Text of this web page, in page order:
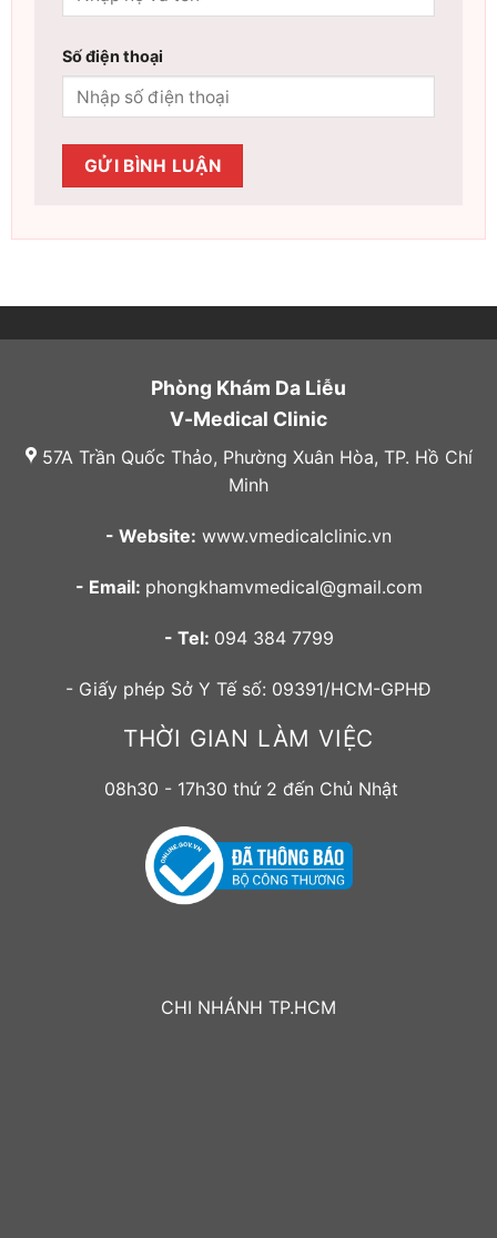
Số điện thoại
Phòng Khám Da Liễu
V-Medical Clinic
57A Trần Quốc Thảo, Phường Xuân Hòa, TP. Hồ Chí
Minh
- Website: www.vmedicalclinic.vn
- Email: phongkhamvmedical@gmail.com
- Tel: 094 384 7799
- Giấy phép Sở Y Tế số: 09391/HCM-GPHĐ
THỜI GIAN LÀM VIỆC
08h30 - 17h30 thứ 2 đến Chủ Nhật
CHI NHÁNH TP.HCM